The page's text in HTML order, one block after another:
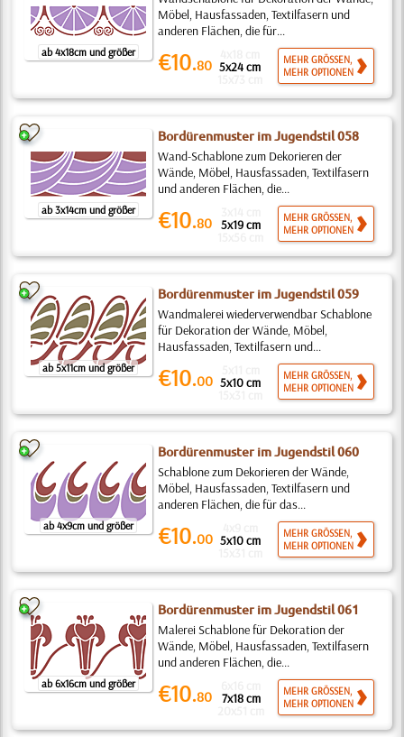
ab 4x18cm und größer
Möbel, Hausfassaden, Textilfasern und
anderen Flächen, die für...
€10.80 5x24 cm
MEHR GRÖSSEN,
MEHR OPTIONEN
ab 3x14cm und größer
Bordürenmuster im Jugendstil 058
Wand-Schablone zum Dekorieren der
Wände, Möbel, Hausfassaden, Textilfasern
und anderen Flächen, die...
€10.80 5x19 cm
MEHR GRÖSSEN,
MEHR OPTIONEN
ab 5x11cm und größer
Bordürenmuster im Jugendstil 059
Wandmalerei wiederverwendbar Schablone
für Dekoration der Wände, Möbel,
Hausfassaden, Textilfasern und...
€10.00 5x10 cm
MEHR GRÖSSEN,
MEHR OPTIONEN
ab 4x9cm und größer
Bordürenmuster im Jugendstil 060
Schablone zum Dekorieren der Wände,
Möbel, Hausfassaden, Textilfasern und
anderen Flächen, die für das...
€10.00 5x10 cm
MEHR GRÖSSEN,
MEHR OPTIONEN
ab 6x16cm und größer
Bordürenmuster im Jugendstil 061
Malerei Schablone für Dekoration der
Wände, Möbel, Hausfassaden, Textilfasern
und anderen Flächen, die...
€10.80 7x18 cm
MEHR GRÖSSEN,
MEHR OPTIONEN